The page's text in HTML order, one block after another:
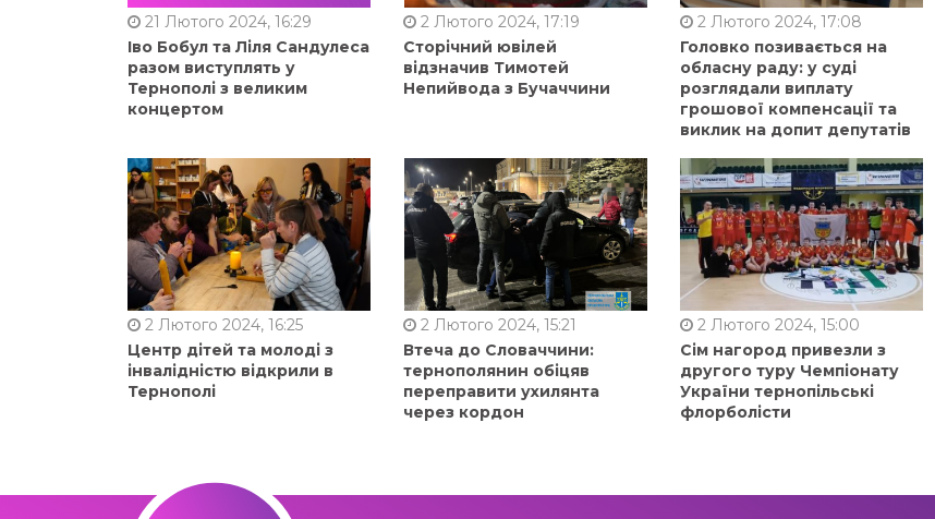
21 Лютого 2024, 16:29
Іво Бобул та Ліля Сандулеса
разом виступлять у
Тернополі з великим
концертом
2 Лютого 2024, 17:19
Сторічний ювілей
відзначив Тимотей
Непийвода з Бучаччини
2 Лютого 2024, 17:08
Головко позивається на
обласну раду: у суді
розглядали виплату
грошової компенсації та
виклик на допит депутатів
2 Лютого 2024, 16:25
Центр дітей та молоді з
інвалідністю відкрили в
Тернополі
2 Лютого 2024, 15:21
Втеча до Словаччини:
тернополянин обіцяв
переправити ухилянта
через кордон
2 Лютого 2024, 15:00
Сім нагород привезли з
другого туру Чемпіонату
України тернопільські
флорболісти